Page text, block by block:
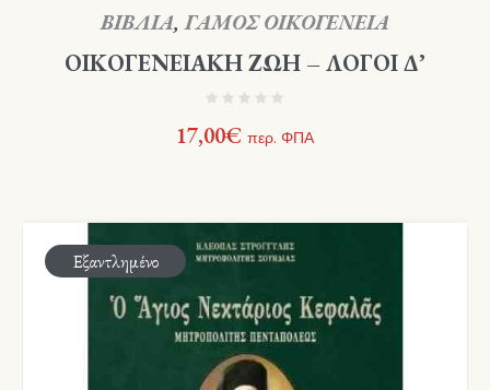
ΒΙΒΛΙΑ,ΓΑΜΟΣ ΟΙΚΟΓΕΝΕΙΑ
ΟΙΚΟΓΕΝΕΙΑΚΗ ΖΩΗ – ΛΟΓΟΙ Δ’
17,00€ περ. ΦΠΑ
Εξαντλημένο